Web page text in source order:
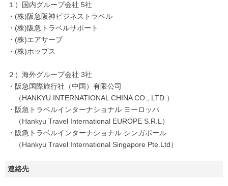
１）国内グループ会社 5社
・(株)阪急阪神ビジネストラベル
・(株)阪急トラベルサポート
・(株)エアサーブ
・(株)ホップス
２）海外グループ会社 3社
・阪急国際旅行社（中国）有限公司
（HANKYU INTERNATIONAL CHINA CO., LTD.）
・阪急トラベルインターナショナル ヨーロッパ
（Hankyu Travel International EUROPE S.R.L）
・阪急トラベルインターナショナル シンガポール
（Hankyu Travel International Singapore Pte.Ltd）
連絡先